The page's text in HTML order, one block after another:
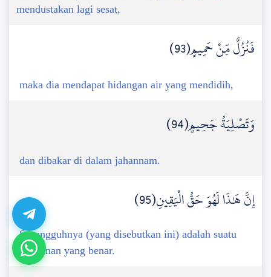
mendustakan lagi sesat,
فَنُزُلٌ مِّنْ حَمِيمٍ(93)
maka dia mendapat hidangan air yang mendidih,
وَتَصْلِيَةُ جَحِيمٍ(94)
dan dibakar di dalam jahannam.
إِنَّ هَٰذَا لَهُوَ حَقُّ الْيَقِينِ(95)
Sesungguhnya (yang disebutkan ini) adalah suatu
keyakinan yang benar.